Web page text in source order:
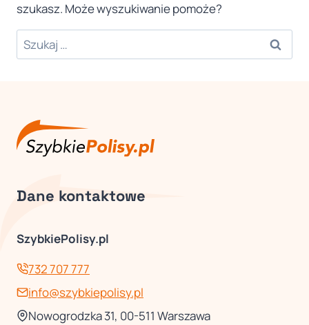
szukasz. Może wyszukiwanie pomoże?
Szukaj:
Dane kontaktowe
SzybkiePolisy.pl
732 707 777
info@szybkiepolisy.pl
Nowogrodzka 31, 00-511 Warszawa